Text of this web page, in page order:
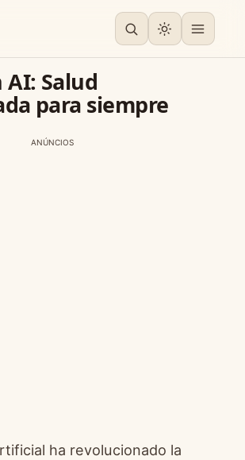
Salud
para siempre
ANÚNCIOS
ha revolucionado la